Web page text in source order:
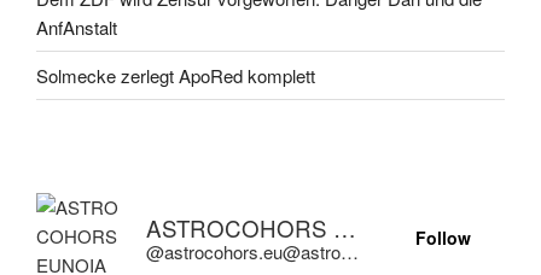
AnfAnstalt
Solmecke zerlegt ApoRed komplett
ASTROCOHORS EUNOIA ULTIMA
@astrocohors.eu@astrocohors.eu
Follow